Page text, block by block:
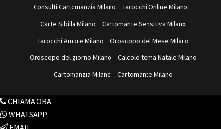
Consulti Cartomanzia Milano
Tarocchi Online Milano
Carte Sibilla Milano
Cartomante Sensitiva Milano
Tarocchi Amore Milano
Oroscopo del Mese Milano
Oroscopo del giorno Milano
Calcolo tema Natale Milano
Cartomanzia Milano
Cartomante Milano
CHIAMA ORA
WHATSAPP
EMAIL